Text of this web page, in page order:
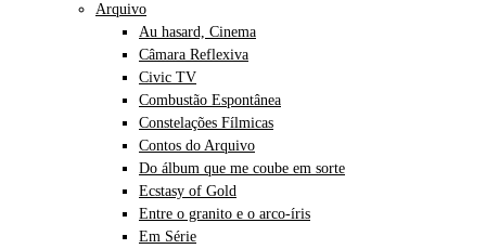
Arquivo
Au hasard, Cinema
Câmara Reflexiva
Civic TV
Combustão Espontânea
Constelações Fílmicas
Contos do Arquivo
Do álbum que me coube em sorte
Ecstasy of Gold
Entre o granito e o arco-íris
Em Série